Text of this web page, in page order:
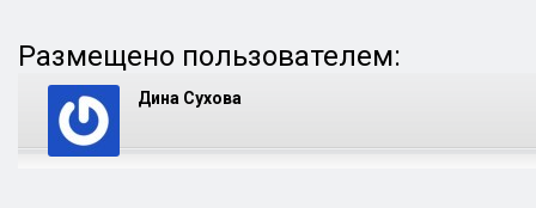
Размещено пользователем:
Дина Сухова